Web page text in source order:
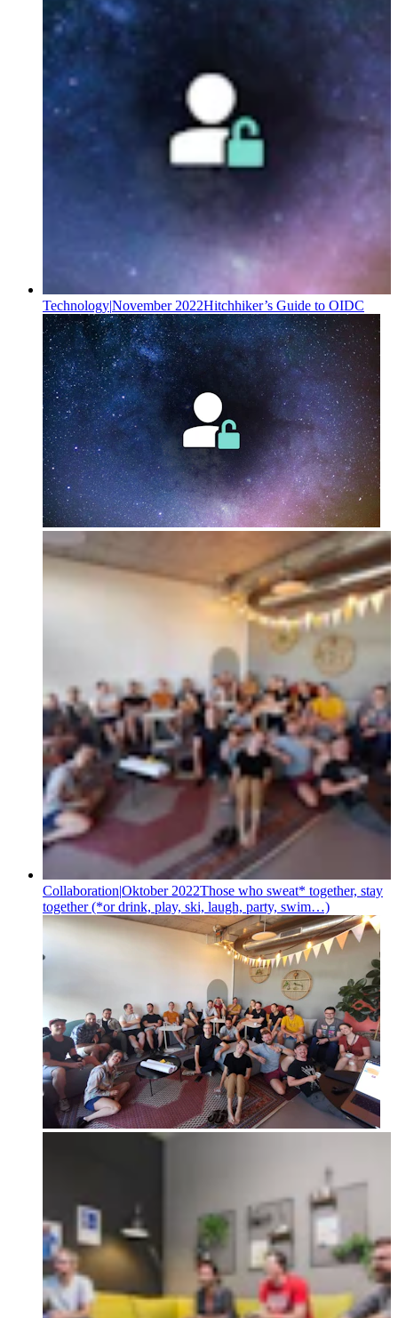
Technology|November 2022Hitchhiker’s Guide to OIDC
Collaboration|Oktober 2022Those who sweat* together, stay
together (*or drink, play, ski, laugh, party, swim…)